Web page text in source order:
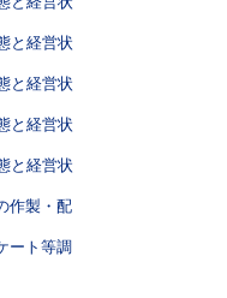
と経営状
と経営状
と経営状
と経営状
作製・配
ート等調